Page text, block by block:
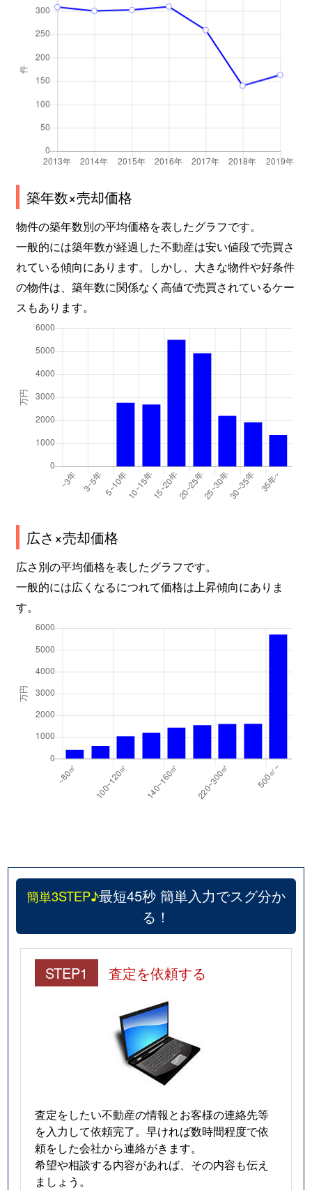
築年数×売却価格
物件の築年数別の平均価格を表したグラフです。
一般的には築年数が経過した不動産は安い値段で売買さ
れている傾向にあります。しかし、大きな物件や好条件
の物件は、築年数に関係なく高値で売買されているケー
スもあります。
広さ×売却価格
広さ別の平均価格を表したグラフです。
一般的には広くなるにつれて価格は上昇傾向にありま
す。
簡単3STEP♪最短45秒 簡単入力でスグ分か
る！
STEP1 査定を依頼する
査定をしたい不動産の情報とお客様の連絡先等
を入力して依頼完了。早ければ数時間程度で依
頼をした会社から連絡がきます。
希望や相談する内容があれば、その内容も伝え
ましょう。